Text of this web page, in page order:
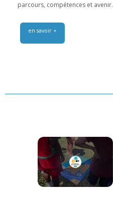
parcours, compétences et avenir.
en savoir +